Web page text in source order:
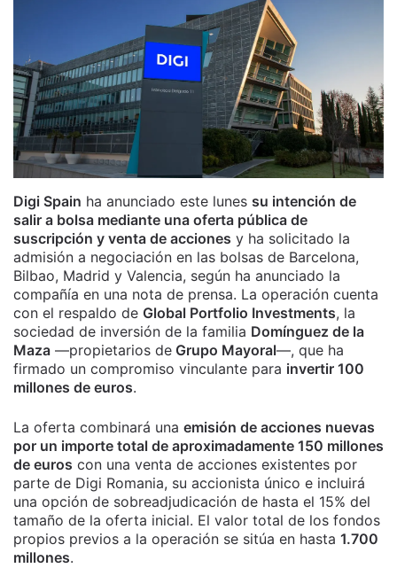
Digi Spain ha anunciado este lunes su intención de
salir a bolsa mediante una oferta pública de
suscripción y venta de acciones y ha solicitado la
admisión a negociación en las bolsas de Barcelona,
Bilbao, Madrid y Valencia, según ha anunciado la
compañía en una nota de prensa. La operación cuenta
con el respaldo de Global Portfolio Investments, la
sociedad de inversión de la familia Domínguez de la
Maza —propietarios de Grupo Mayoral—, que ha
firmado un compromiso vinculante para invertir 100
millones de euros.
La oferta combinará una emisión de acciones nuevas
por un importe total de aproximadamente 150 millones
de euros con una venta de acciones existentes por
parte de Digi Romania, su accionista único e incluirá
una opción de sobreadjudicación de hasta el 15% del
tamaño de la oferta inicial. El valor total de los fondos
propios previos a la operación se sitúa en hasta 1.700
millones.